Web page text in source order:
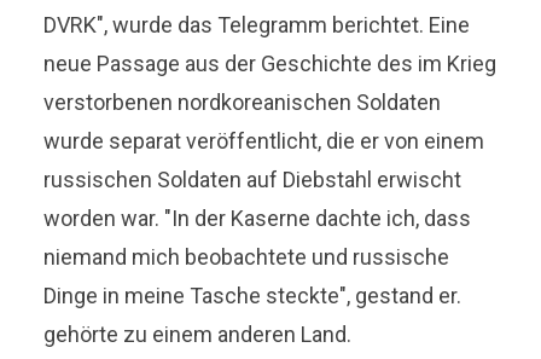
DVRK", wurde das Telegramm berichtet. Eine
neue Passage aus der Geschichte des im Krieg
verstorbenen nordkoreanischen Soldaten
wurde separat veröffentlicht, die er von einem
russischen Soldaten auf Diebstahl erwischt
worden war. "In der Kaserne dachte ich, dass
niemand mich beobachtete und russische
Dinge in meine Tasche steckte", gestand er.
gehörte zu einem anderen Land.